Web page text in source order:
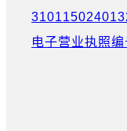
电子营业执照